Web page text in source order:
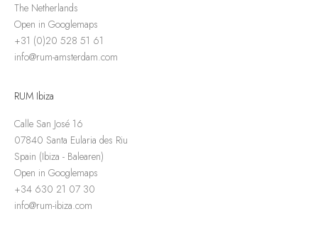
The Netherlands
Open in Googlemaps
+31 (0)20 528 51 61
info@rum-amsterdam.com
RUM Ibiza
Calle San José 16
07840 Santa Eularia des Riu
Spain (Ibiza - Balearen)
Open in Googlemaps
+34 630 21 07 30
info@rum-ibiza.com